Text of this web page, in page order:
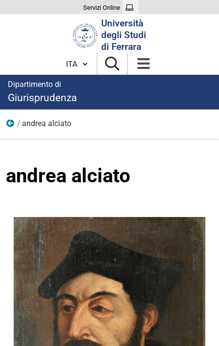
Servizi Online
Università
degli Studi
di Ferrara
Cambia lingua
Dipartimento di
Giurisprudenza
Foto
andrea alciato
andrea alciato